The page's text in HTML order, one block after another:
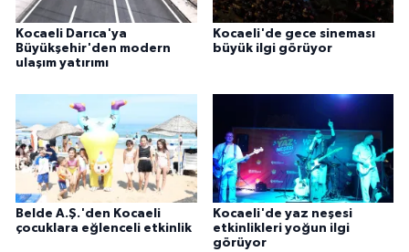
Kocaeli Darıca'ya
Büyükşehir'den modern
ulaşım yatırımı
Kocaeli'de gece sineması
büyük ilgi görüyor
Belde A.Ş.'den Kocaeli
çocuklara eğlenceli etkinlik
Kocaeli'de yaz neşesi
etkinlikleri yoğun ilgi
görüyor